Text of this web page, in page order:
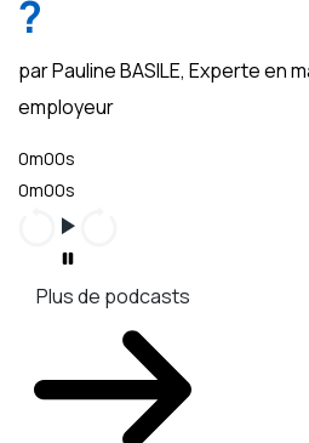
?
par Pauline BASILE, Experte en
employeur
0m00s
0m00s
Plus de podcasts